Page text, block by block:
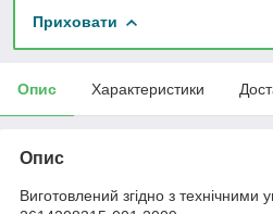
Приховати
Опис Характеристики
Опис
Виготовлений згідно з